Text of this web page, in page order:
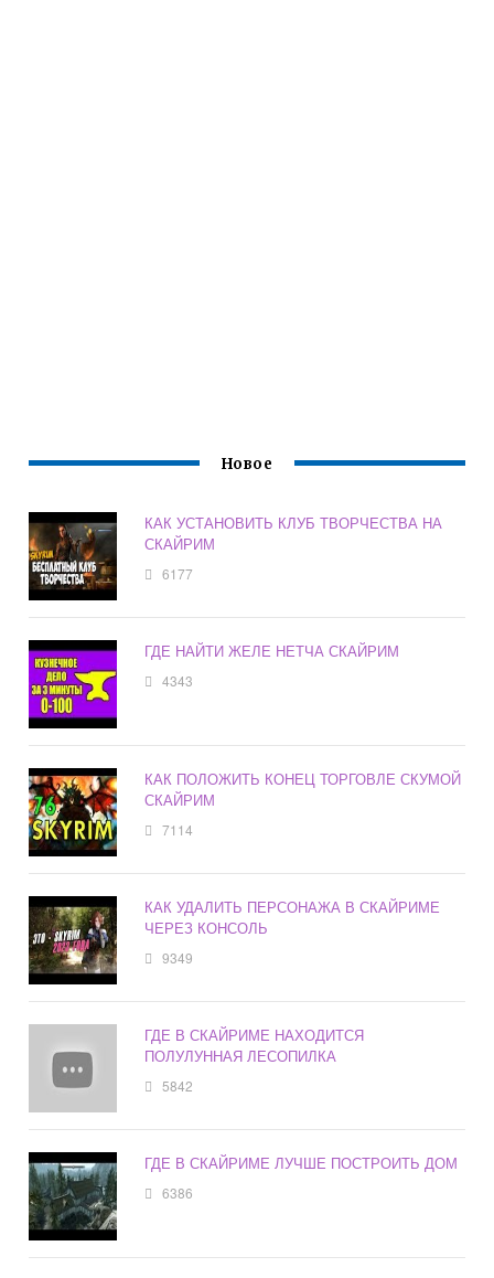
Новое
КАК УСТАНОВИТЬ КЛУБ ТВОРЧЕСТВА НА
СКАЙРИМ
6177
ГДЕ НАЙТИ ЖЕЛЕ НЕТЧА СКАЙРИМ
4343
КАК ПОЛОЖИТЬ КОНЕЦ ТОРГОВЛЕ СКУМОЙ
СКАЙРИМ
7114
КАК УДАЛИТЬ ПЕРСОНАЖА В СКАЙРИМЕ
ЧЕРЕЗ КОНСОЛЬ
9349
ГДЕ В СКАЙРИМЕ НАХОДИТСЯ
ПОЛУЛУННАЯ ЛЕСОПИЛКА
5842
ГДЕ В СКАЙРИМЕ ЛУЧШЕ ПОСТРОИТЬ ДОМ
6386